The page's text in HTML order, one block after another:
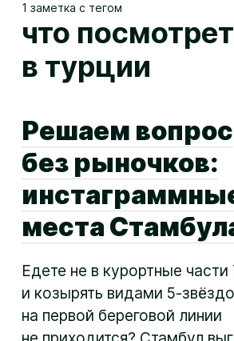
1 заметка с тегом
что
в турции
Решаем вопрос
без рыночков:
места
Едете не в курортные части
и козырять видами 5-
на первой береговой линии